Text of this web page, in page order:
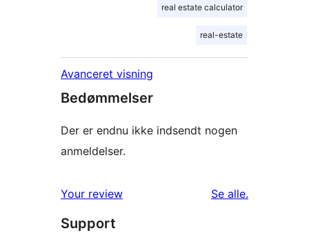
real estate calculator
real-estate
Avanceret visning
Bedømmelser
Der er endnu ikke indsendt nogen
anmeldelser.
Your review Se alleanmeldelser
.
Support